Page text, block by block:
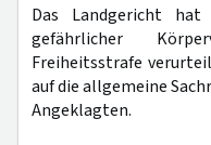
Das Landgericht hat
gefährlicher
Freiheitsstrafe
auf die allgemeine
Angeklagten.